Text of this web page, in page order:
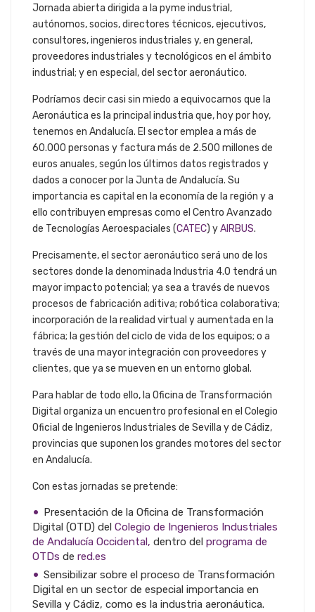
Jornada abierta dirigida a la pyme industrial,
autónomos, socios, directores técnicos, ejecutivos,
consultores, ingenieros industriales y, en general,
proveedores industriales y tecnológicos en el ámbito
industrial; y en especial, del sector aeronáutico.
Podríamos decir casi sin miedo a equivocarnos que la
Aeronáutica es la principal industria que, hoy por hoy,
tenemos en Andalucía. El sector emplea a más de
60.000 personas y factura más de 2.500 millones de
euros anuales, según los últimos datos registrados y
dados a conocer por la Junta de Andalucía. Su
importancia es capital en la economía de la región y a
ello contribuyen empresas como el Centro Avanzado
de Tecnologías Aeroespaciales (CATEC) yAIRBUS.
Precisamente, el sector aeronáutico será uno de los
sectores donde la denominada Industria 4.0 tendrá un
mayor impacto potencial; ya sea a través de nuevos
procesos de fabricación aditiva; robótica colaborativa;
incorporación de la realidad virtual y aumentada en la
fábrica; la gestión del ciclo de vida de los equipos; o a
través de una mayor integración con proveedores y
clientes, que ya se mueven en un entorno global.
Para hablar de todo ello, la Oficina de Transformación
Digital organiza un encuentro profesional en el Colegio
Oficial de Ingenieros Industriales de Sevilla y de Cádiz,
provincias que suponen los grandes motores del sector
en Andalucía.
Con estas jornadas se pretende:
Presentación de la Oficina de Transformación
Digital (OTD) del Colegio de Ingenieros Industriales
de Andalucía Occidental, dentro del programa de
OTDs de red.es
Sensibilizar sobre el proceso de Transformación
Digital en un sector de especial importancia en
Sevilla y Cádiz, como es la industria aeronáutica.